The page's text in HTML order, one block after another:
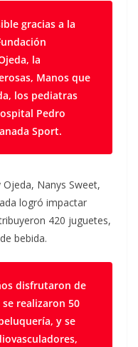
gracias a la
la
Manos que
los pediatras
Pedro
Sport.
Nanys Sweet,
logró impactar
420 juguetes,
bebida.
disfrutaron de
realizaron 50
y se